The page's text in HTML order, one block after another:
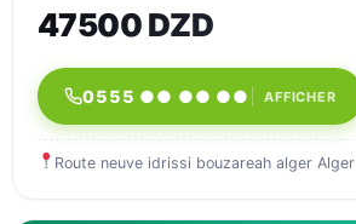
47500 DZD
0555 ●● ●● ●● AFFICHER
Route neuve idrissi bouzareah alger Alger